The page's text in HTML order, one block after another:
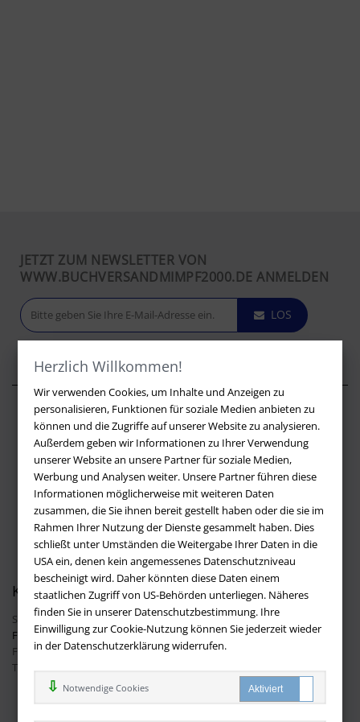
Herzlich Willkommen!
Wir verwenden Cookies, um Inhalte und Anzeigen zu
personalisieren, Funktionen für soziale Medien anbieten zu
können und die Zugriffe auf unserer Website zu analysieren.
Außerdem geben wir Informationen zu Ihrer Verwendung
unserer Website an unsere Partner für soziale Medien,
Werbung und Analysen weiter. Unsere Partner führen diese
Informationen möglicherweise mit weiteren Daten
zusammen, die Sie ihnen bereit gestellt haben oder die sie im
Rahmen Ihrer Nutzung der Dienste gesammelt haben. Dies
schließt unter Umständen die Weitergabe Ihrer Daten in die
USA ein, denen kein angemessenes Datenschutzniveau
bescheinigt wird. Daher könnten diese Daten einem
staatlichen Zugriff von US-Behörden unterliegen. Näheres
finden Sie in unserer Datenschutzbestimmung. Ihre
Einwilligung zur Cookie-Nutzung können Sie jederzeit wieder
in der Datenschutzerklärung widerrufen.
Notwendige Cookies
JETZT ZUM NEWSLETTER VON
WWW.BUCHVERSANDMIMPF2000.DE ANMELDEN
LOS
Über buchversandmimpf2000.de
Impressum
Versandbedingungen
Widerruf
Batteriehinweis
AGB
Datenschutz
Kontakt
Sie haben Fragen?Hier finden Sie Antworten auf häufig gestellte
Fragen.
Fragen per E-Mail:info@buchversandmimpf2000.de
Telefon: +49 (0)9209 20 23 188
Ihre Vorteile bei uns